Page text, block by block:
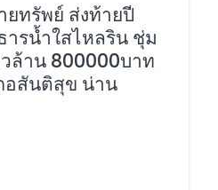
ยทรัพย์ ส่งท้ายปี
รน้ำใสไหลริน ชุ่ม
ล้าน 800000บาท
สันติสุข น่าน